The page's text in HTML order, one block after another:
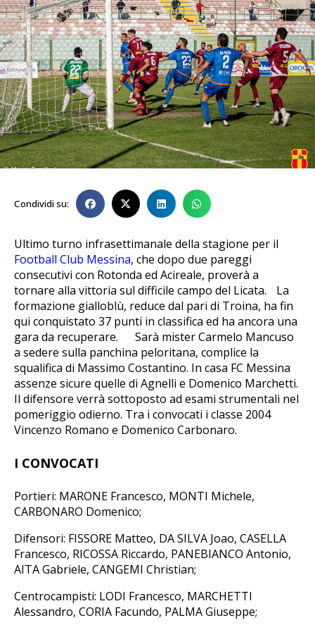
Condividi su:
Ultimo turno infrasettimanale della stagione per il
Football Club Messina, che dopo due pareggi
consecutivi con Rotonda ed Acireale, proverà a
tornare alla vittoria sul difficile campo del Licata. La
formazione gialloblù, reduce dal pari di Troina, ha fin
qui conquistato 37 punti in classifica ed ha ancora una
gara da recuperare. Sarà mister Carmelo Mancuso
a sedere sulla panchina peloritana, complice la
squalifica di Massimo Costantino. In casa FC Messina
assenze sicure quelle di Agnelli e Domenico Marchetti.
Il difensore verrà sottoposto ad esami strumentali nel
pomeriggio odierno. Tra i convocati i classe 2004
Vincenzo Romano e Domenico Carbonaro.
I CONVOCATI
Portieri: MARONE Francesco, MONTI Michele,
CARBONARO Domenico;
Difensori: FISSORE Matteo, DA SILVA Joao, CASELLA
Francesco, RICOSSA Riccardo, PANEBIANCO Antonio,
AITA Gabriele, CANGEMI Christian;
Centrocampisti: LODI Francesco, MARCHETTI
Alessandro, CORIA Facundo, PALMA Giuseppe;